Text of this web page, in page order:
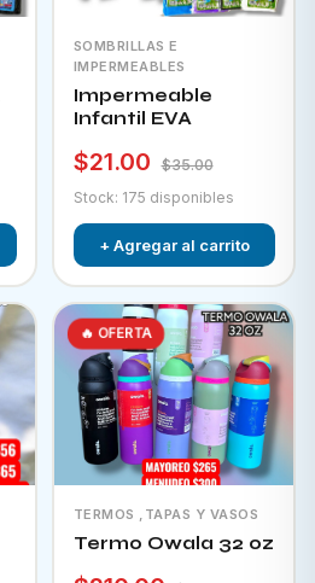
SOMBRILLAS E
IMPERMEABLES
Impermeable
Infantil EVA
$21.00
$35.00
Stock: 175 disponibles
+ Agregar al carrito
🔥 OFERTA
TERMOS ,TAPAS Y VASOS
Termo Owala 32 oz